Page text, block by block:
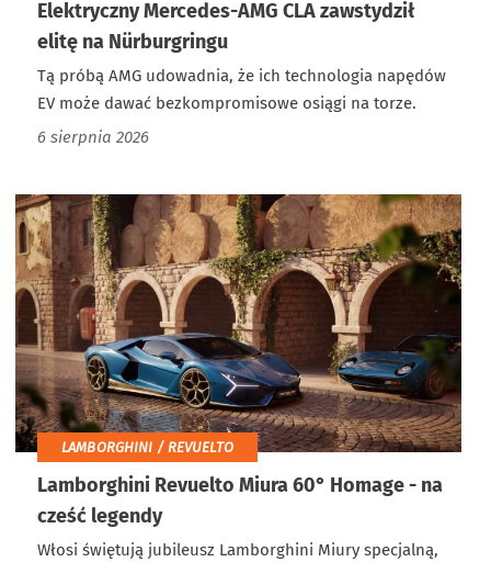
Elektryczny Mercedes-AMG CLA zawstydził
elitę na Nürburgringu
Tą próbą AMG udowadnia, że ich technologia napędów
EV może dawać bezkompromisowe osiągi na torze.
6 sierpnia 2026
LAMBORGHINI / REVUELTO
Lamborghini Revuelto Miura 60° Homage - na
cześć legendy
Włosi świętują jubileusz Lamborghini Miury specjalną,